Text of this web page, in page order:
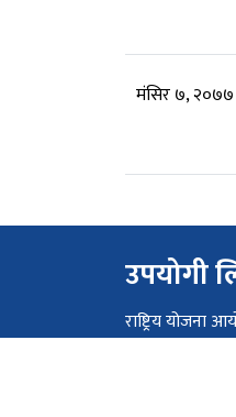
मंसिर ७, २०७७
उपयोगी
राष्ट्रिय योजना
मुख्यमन्त्री तथा